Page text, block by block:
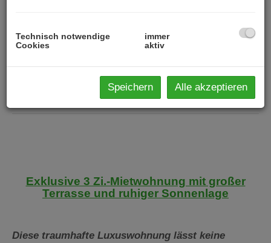
Exklusive 3 Zi.-Mietwohnung mit großer
Terrasse und ruhiger Sonnenlage
Diese traumhafte Luxuswohnung lässt keine
Technisch notwendige
Cookies
immer
aktiv
Speichern Alle akzeptieren